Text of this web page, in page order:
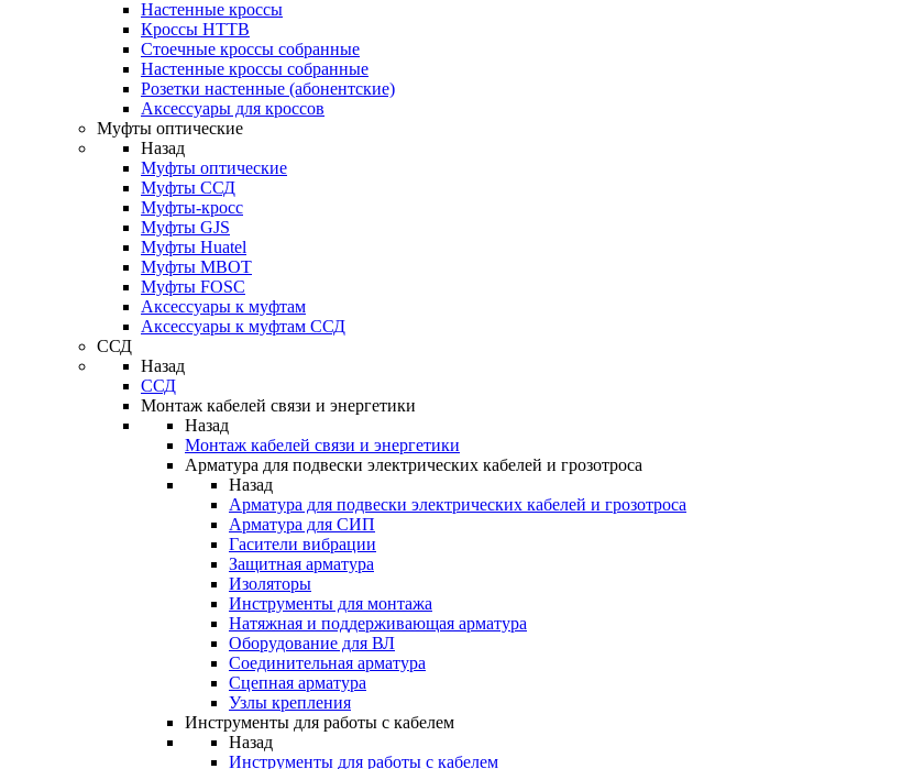
Настенные кроссы
Кроссы HTTB
Стоечные кроссы собранные
Настенные кроссы собранные
Розетки настенные (абонентские)
Аксессуары для кроссов
Муфты оптические
Назад
Муфты оптические
Муфты ССД
Муфты-кросс
Муфты GJS
Муфты Huatel
Муфты МВОТ
Муфты FOSC
Аксессуары к муфтам
Аксессуары к муфтам ССД
ССД
Назад
ССД
Монтаж кабелей связи и энергетики
Назад
Монтаж кабелей связи и энергетики
Арматура для подвески электрических кабелей и грозотроса
Назад
Арматура для подвески электрических кабелей и грозотроса
Арматура для СИП
Гасители вибрации
Защитная арматура
Изоляторы
Инструменты для монтажа
Натяжная и поддерживающая арматура
Оборудование для ВЛ
Соединительная арматура
Сцепная арматура
Узлы крепления
Инструменты для работы с кабелем
Назад
Инструменты для работы с кабелем